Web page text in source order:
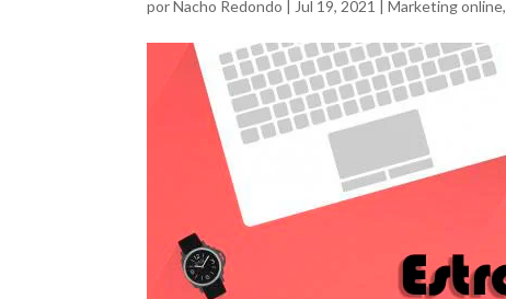
porNacho Redondo | Jul 19, 2021 |Marketing online,